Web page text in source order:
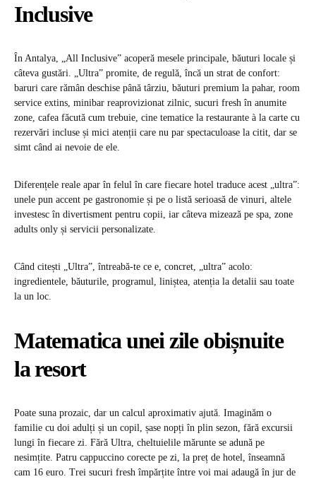
Inclusive
În Antalya, „All Inclusive” acoperă mesele principale, băuturi locale și
câteva gustări. „Ultra” promite, de regulă, încă un strat de confort:
baruri care rămân deschise până târziu, băuturi premium la pahar, room
service extins, minibar reaprovizionat zilnic, sucuri fresh în anumite
zone, cafea făcută cum trebuie, cine tematice la restaurante à la carte cu
rezervări incluse și mici atenții care nu par spectaculoase la citit, dar se
simt când ai nevoie de ele.
Diferențele reale apar în felul în care fiecare hotel traduce acest „ultra”:
unele pun accent pe gastronomie și pe o listă serioasă de vinuri, altele
investesc în divertisment pentru copii, iar câteva mizează pe spa, zone
adults only și servicii personalizate.
Când citești „Ultra”, întreabă-te ce e, concret, „ultra” acolo:
ingredientele, băuturile, programul, liniștea, atenția la detalii sau toate
la un loc.
Matematica unei zile obișnuite
la resort
Poate suna prozaic, dar un calcul aproximativ ajută. Imaginăm o
familie cu doi adulți și un copil, șase nopți în plin sezon, fără excursii
lungi în fiecare zi. Fără Ultra, cheltuielile mărunte se adună pe
nesimțite. Patru cappuccino corecte pe zi, la preț de hotel, înseamnă
cam 16 euro. Trei sucuri fresh împărțite între voi mai adaugă în jur de